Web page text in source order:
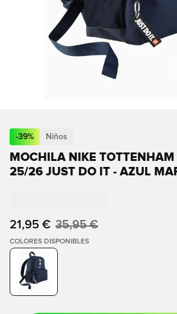
-39% Niños
MOCHILA NIKE
25/26 JUST DO IT - AZUL
21,95 € 35,95 €
COLORES DISPONIBLES